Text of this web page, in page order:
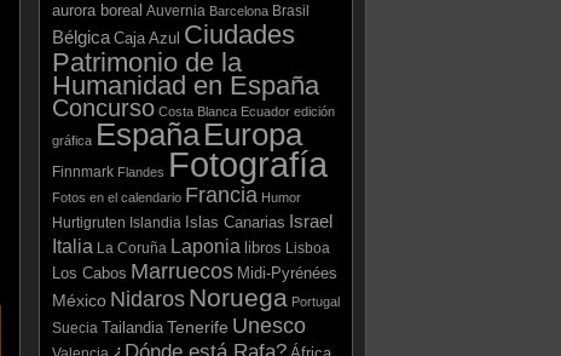
aurora boreal Auvernia Barcelona Brasil
Bélgica Caja Azul Ciudades
Patrimonio de la
Humanidad en España
Concurso Costa Blanca Ecuador edición
gráfica EspañaEuropa
Finnmark Flandes Fotografía
Fotos en el calendario Francia Humor
Hurtigruten Islandia Islas Canarias Israel
Italia La Coruña Laponia libros Lisboa
Los Cabos Marruecos Midi-Pyrénées
México Nidaros Noruega Portugal
Suecia Tailandia Tenerife Unesco
Valencia